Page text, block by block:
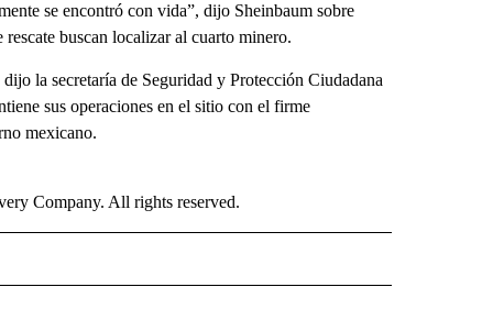
se encontró con vida”, dijo Sheinbaum sobre
buscan localizar al cuarto minero.
la secretaría de Seguridad y Protección Ciudadana
sus operaciones en el sitio con el firme
mexicano.
Company. All rights reserved.